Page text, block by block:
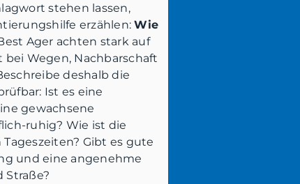
stehen lassen,
erzählen:Wie
Ager achten stark auf
Wegen, Nachbarschaft
deshalb die
Ist es eine
gewachsene
ruhig? Wie ist die
Gibt es gute
und eine angenehme
Straße?